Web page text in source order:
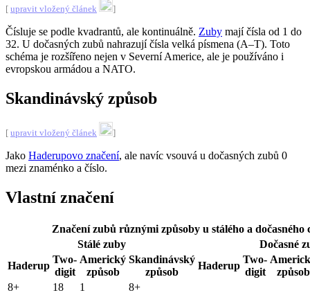
[ upravit vložený článek ]
Čísluje se podle kvadrantů, ale kontinuálně. Zuby mají čísla od 1 do
32. U dočasných zubů nahrazují čísla velká písmena (A–T). Toto
schéma je rozšířeno nejen v Severní Americe, ale je používáno i
evropskou armádou a NATO.
Skandinávský způsob
[ upravit vložený článek ]
Jako Haderupovo značení, ale navíc vsouvá u dočasných zubů 0
mezi znaménko a číslo.
Vlastní značení
Značení zubů různými způsoby u stálého a dočasného
Stálé zuby
Dočasné
Haderup
Two-
digit
Americký
způsob
Skandinávský
způsob
Haderup
Two-
digit
způsob
8+
18 1
8+